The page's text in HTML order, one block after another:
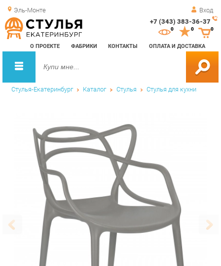
Эль-Монте Вход
+7 (343) 383-36-37
О ПРОЕКТЕ ФАБРИКИ КОНТАКТЫ ОПЛАТА И ДОСТАВКА
0 0
Стулья-Екатеринбург Каталог Стулья Стулья для кухни